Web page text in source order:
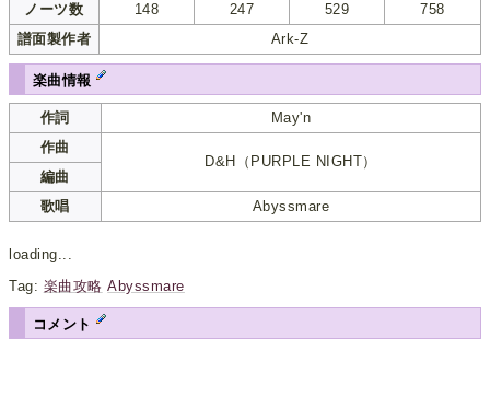
ノーツ数
148 247 529
758
譜面製作者
Ark-Z
楽曲情報
作詞
May'n
作曲
D&H（PURPLE NIGHT）
編曲
歌唱
Abyssmare
loading...
Tag: 楽曲攻略 Abyssmare
コメント